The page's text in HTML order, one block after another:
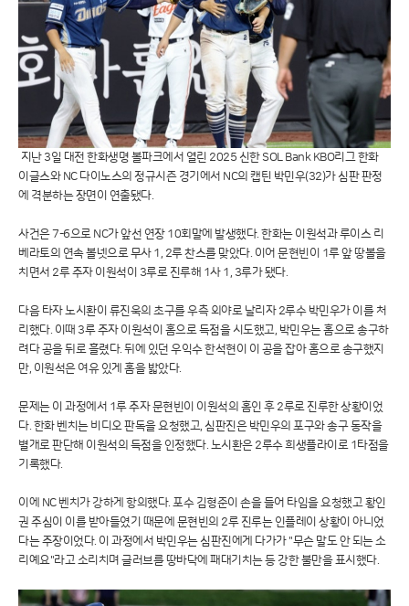
지난 3일 대전 한화생명 볼파크에서 열린 2025 신한 SOL Bank KBO리그 한화
이글스와 NC 다이노스의 정규시즌 경기에서 NC의 캡틴 박민우(32)가 심판 판정
에 격분하는 장면이 연출됐다.
사건은 7-6으로 NC가 앞선 연장 10회말에 발생했다. 한화는 이원석과 루이스 리
베라토의 연속 볼넷으로 무사 1, 2루 찬스를 맞았다. 이어 문현빈이 1루 앞 땅볼을
치면서 2루 주자 이원석이 3루로 진루해 1사 1, 3루가 됐다.
다음 타자 노시환이 류진욱의 초구를 우측 외야로 날리자 2루수 박민우가 이를 처
리했다. 이때 3루 주자 이원석이 홈으로 득점을 시도했고, 박민우는 홈으로 송구하
려다 공을 뒤로 흘렸다. 뒤에 있던 우익수 한석현이 이 공을 잡아 홈으로 송구했지
만, 이원석은 여유 있게 홈을 밟았다.
문제는 이 과정에서 1루 주자 문현빈이 이원석의 홈인 후 2루로 진루한 상황이었
다. 한화 벤치는 비디오 판독을 요청했고, 심판진은 박민우의 포구와 송구 동작을
별개로 판단해 이원석의 득점을 인정했다. 노시환은 2루수 희생플라이로 1타점을
기록했다.
이에 NC 벤치가 강하게 항의했다. 포수 김형준이 손을 들어 타임을 요청했고 황인
권 주심이 이를 받아들였기 때문에 문현빈의 2루 진루는 인플레이 상황이 아니었
다는 주장이었다. 이 과정에서 박민우는 심판진에게 다가가 "무슨 말도 안 되는 소
리예요"라고 소리치며 글러브를 땅바닥에 패대기치는 등 강한 불만을 표시했다.